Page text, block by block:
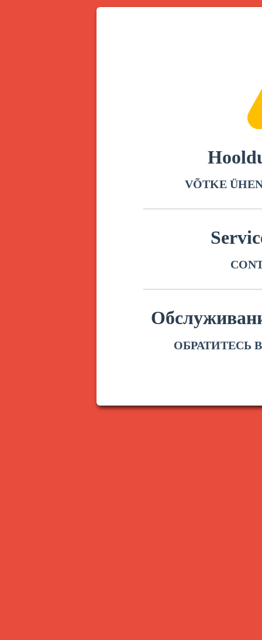
VÕTKE
ОБРАТИТЕСЬ